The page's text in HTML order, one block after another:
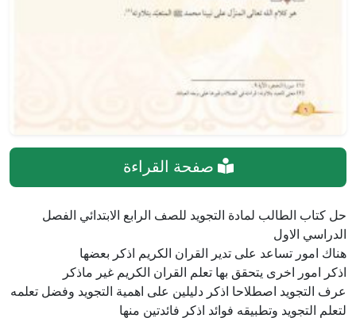
صفحة القراءة
حل كتاب الطالب لمادة التجويد للصف الرابع الابتدائي الفصل
الدراسي الاول
هناك امور تساعد على تدير القران الكريم اذكر بعضها
اذكر امور اخرى يتحقق بها تعلم القران الكريم غير ماذكر
عرف التجويد اصطلاحا اذكر دليلين على اهمية التجويد وفضل تعلمه
لتعلم التجويد وتطبيقه فوائد اذكر فائدتين منها